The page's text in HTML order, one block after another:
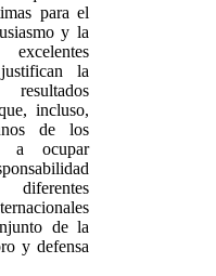
para el
y la
la
incluso,
de los
a ocupar
de la
y defensa